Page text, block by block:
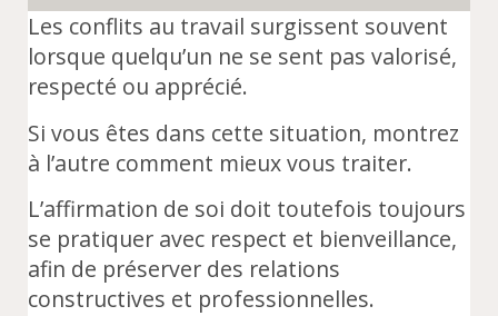
Les conflits au travail surgissent souvent
lorsque quelqu’un ne se sent pas valorisé,
respecté ou apprécié.
Si vous êtes dans cette situation, montrez
à l’autre comment mieux vous traiter.
L’affirmation de soi doit toutefois toujours
se pratiquer avec respect et bienveillance,
afin de préserver des relations
constructives et professionnelles.